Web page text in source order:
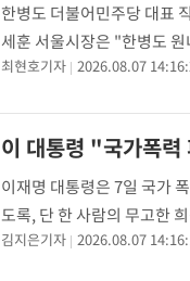
한병도 더불어민주당 대표
세훈 서울시장은 "한병도
원순 시장이었다"고 일갈했
최현호기자 2026.08.07
이 대통령 "국가폭
이재명 대통령은 7일 국가
도록, 단 한 사람의 무고한
대통령은 이날 청와대서 열
김지은기자 2026.08.07